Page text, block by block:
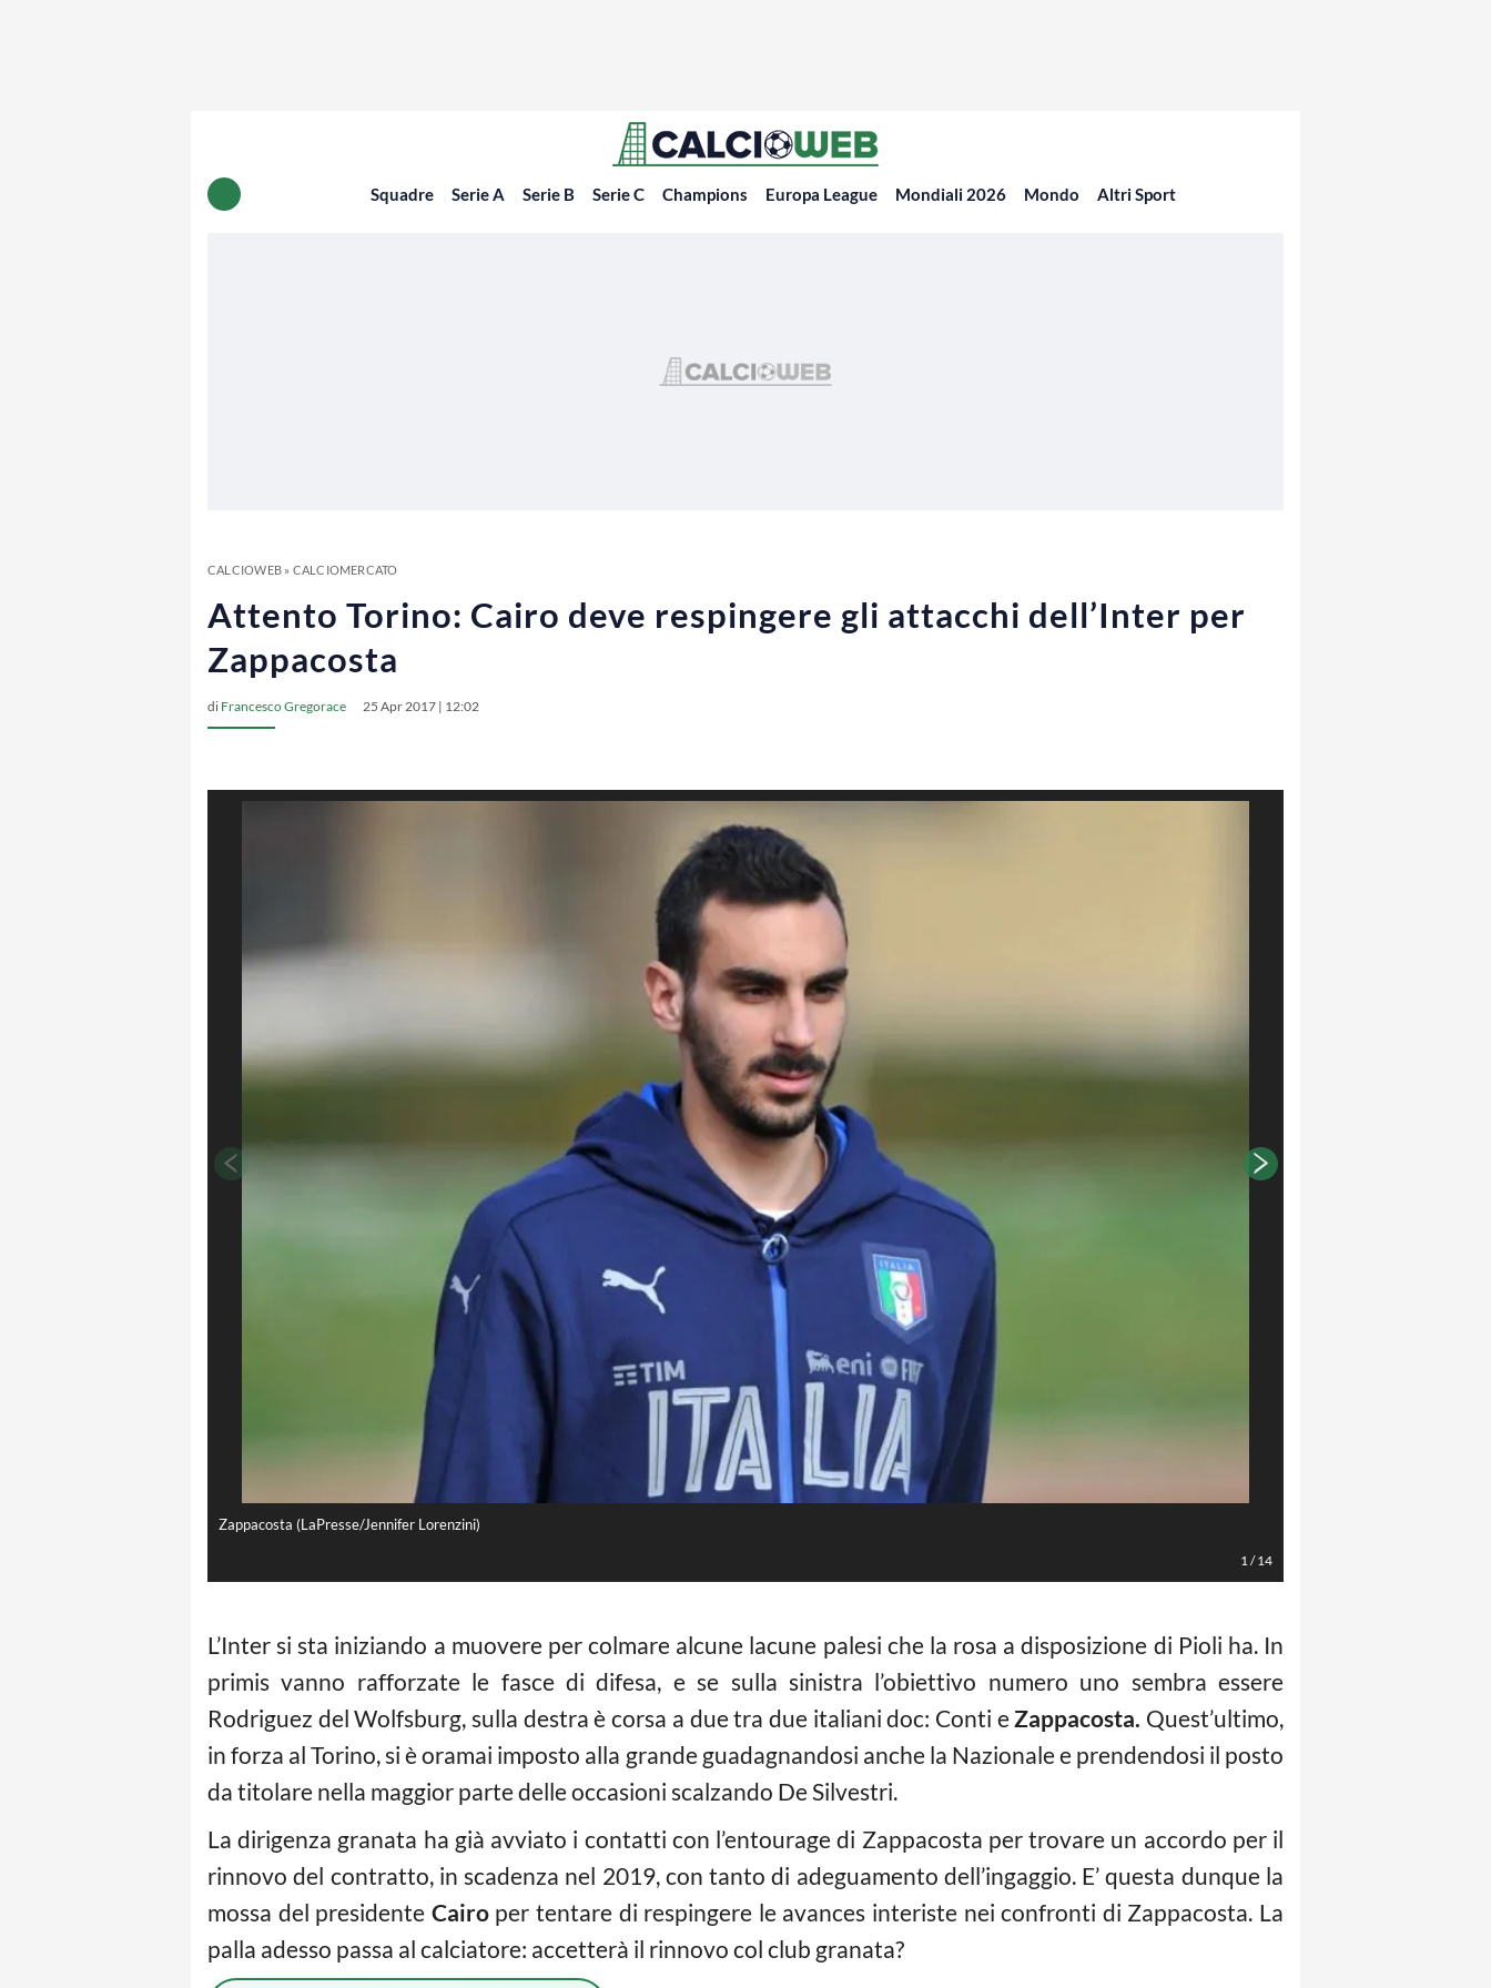
Squadre Serie A Serie B Serie C Champions Europa League Mondiali 2026 Mondo Altri Sport
CALCIOWEB» CALCIOMERCATO
Attento Torino: Cairo deve respingere gli attacchi dell’Inter per
Zappacosta
di Francesco Gregorace 25 Apr 2017 | 12:02
Zappacosta (LaPresse/Jennifer Lorenzini)
1/14
L’Inter si sta iniziando a muovere per colmare alcune lacune palesi che la rosa a disposizione di Pioli ha. In
primis vanno rafforzate le fasce di difesa, e se sulla sinistra l’obiettivo numero uno sembra essere
Rodriguez del Wolfsburg, sulla destra è corsa a due tra due italiani doc: Conti eZappacosta. Quest’ultimo,
in forza al Torino, si è oramai imposto alla grande guadagnandosi anche la Nazionale e prendendosi il posto
da titolare nella maggior parte delle occasioni scalzando De Silvestri.
La dirigenza granata ha già avviato i contatti con l’entourage di Zappacosta per trovare un accordo per il
rinnovo del contratto, in scadenza nel 2019, con tanto di adeguamento dell’ingaggio. E’ questa dunque la
mossa del presidente Cairoper tentare di respingere le avances interiste nei confronti di Zappacosta. La
palla adesso passa al calciatore: accetterà il rinnovo col club granata?